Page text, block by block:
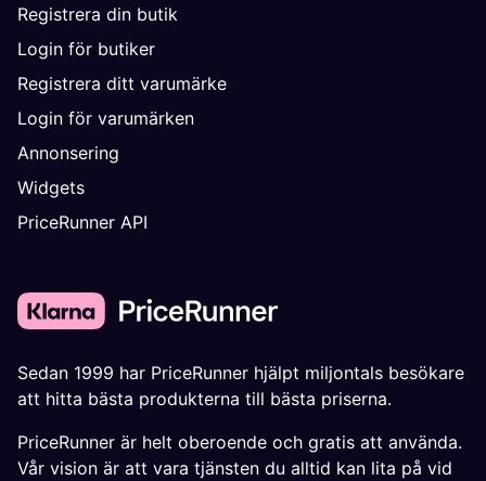
Registrera din butik
Login för butiker
Registrera ditt varumärke
Login för varumärken
Annonsering
Widgets
PriceRunner API
Sedan 1999 har PriceRunner hjälpt miljontals besökare
att hitta bästa produkterna till bästa priserna.
PriceRunner är helt oberoende och gratis att använda.
Vår vision är att vara tjänsten du alltid kan lita på vid